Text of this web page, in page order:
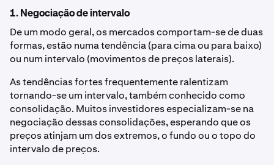
1. Negociação de intervalo
De um modo geral, os mercados comportam-se de duas
formas, estão numa tendência (para cima ou para baixo)
ou num intervalo (movimentos de preços laterais).
As tendências fortes frequentemente ralentizam
tornando-se um intervalo, também conhecido como
consolidação. Muitos investidores especializam-se na
negociação dessas consolidações, esperando que os
preços atinjam um dos extremos, o fundo ou o topo do
intervalo de preços.